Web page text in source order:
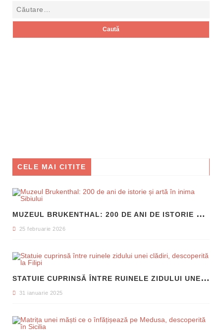
CELE MAI CITITE
M
UZEUL BRUKENTHAL: 200 DE ANI DE ISTORIE ȘI ARTĂ ÎN INIMA SIBIULUI
25 februarie 2026
S
TATUIE CUPRINSĂ ÎNTRE RUINELE ZIDULUI UNEI CLĂDIRI, DESCOPERITĂ LA FILIPI
31 ianuarie 2025